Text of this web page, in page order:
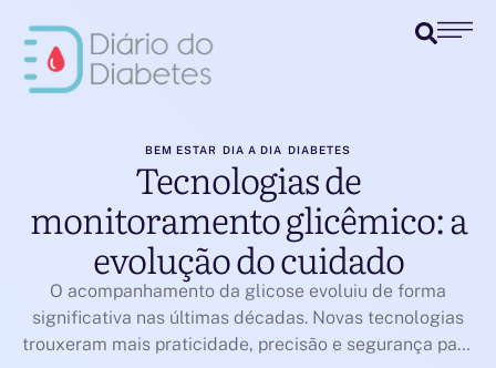
BEM ESTAR DIA A DIA DIABETES
Tecnologias de
monitoramento glicêmico: a
evolução do cuidado
O acompanhamento da glicose evoluiu de forma
significativa nas últimas décadas. Novas tecnologias
trouxeram mais praticidade, precisão e segurança para